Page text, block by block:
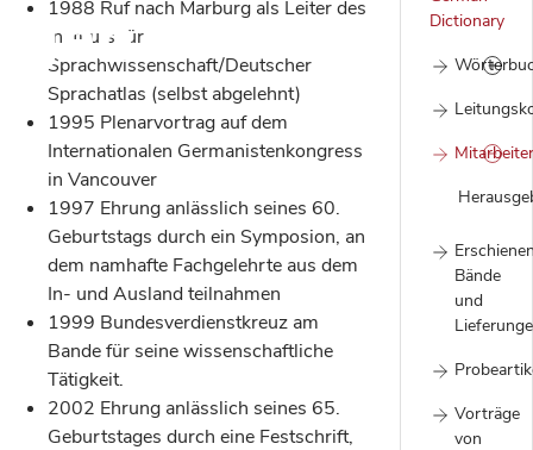
Dictionary
Bände
und
Vorträge
von
1988 Ruf nach Marburg als Leiter des
Instituts für
Sprachwissenschaft/Deutscher
Sprachatlas (selbst abgelehnt)
1995 Plenarvortrag auf dem
Internationalen Germanistenkongress
in Vancouver
1997 Ehrung anlässlich seines 60.
Geburtstags durch ein Symposion, an
dem namhafte Fachgelehrte aus dem
In- und Ausland teilnahmen
1999 Bundesverdienstkreuz am
Bande für seine wissenschaftliche
Tätigkeit.
2002 Ehrung anlässlich seines 65.
Geburtstages durch eine Festschrift,